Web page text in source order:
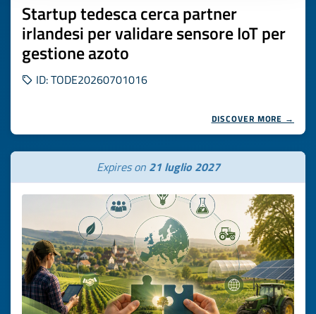
Startup tedesca cerca partner
irlandesi per validare sensore IoT per
gestione azoto
ID: TODE20260701016
DISCOVER MORE →
Expires on 21 luglio 2027